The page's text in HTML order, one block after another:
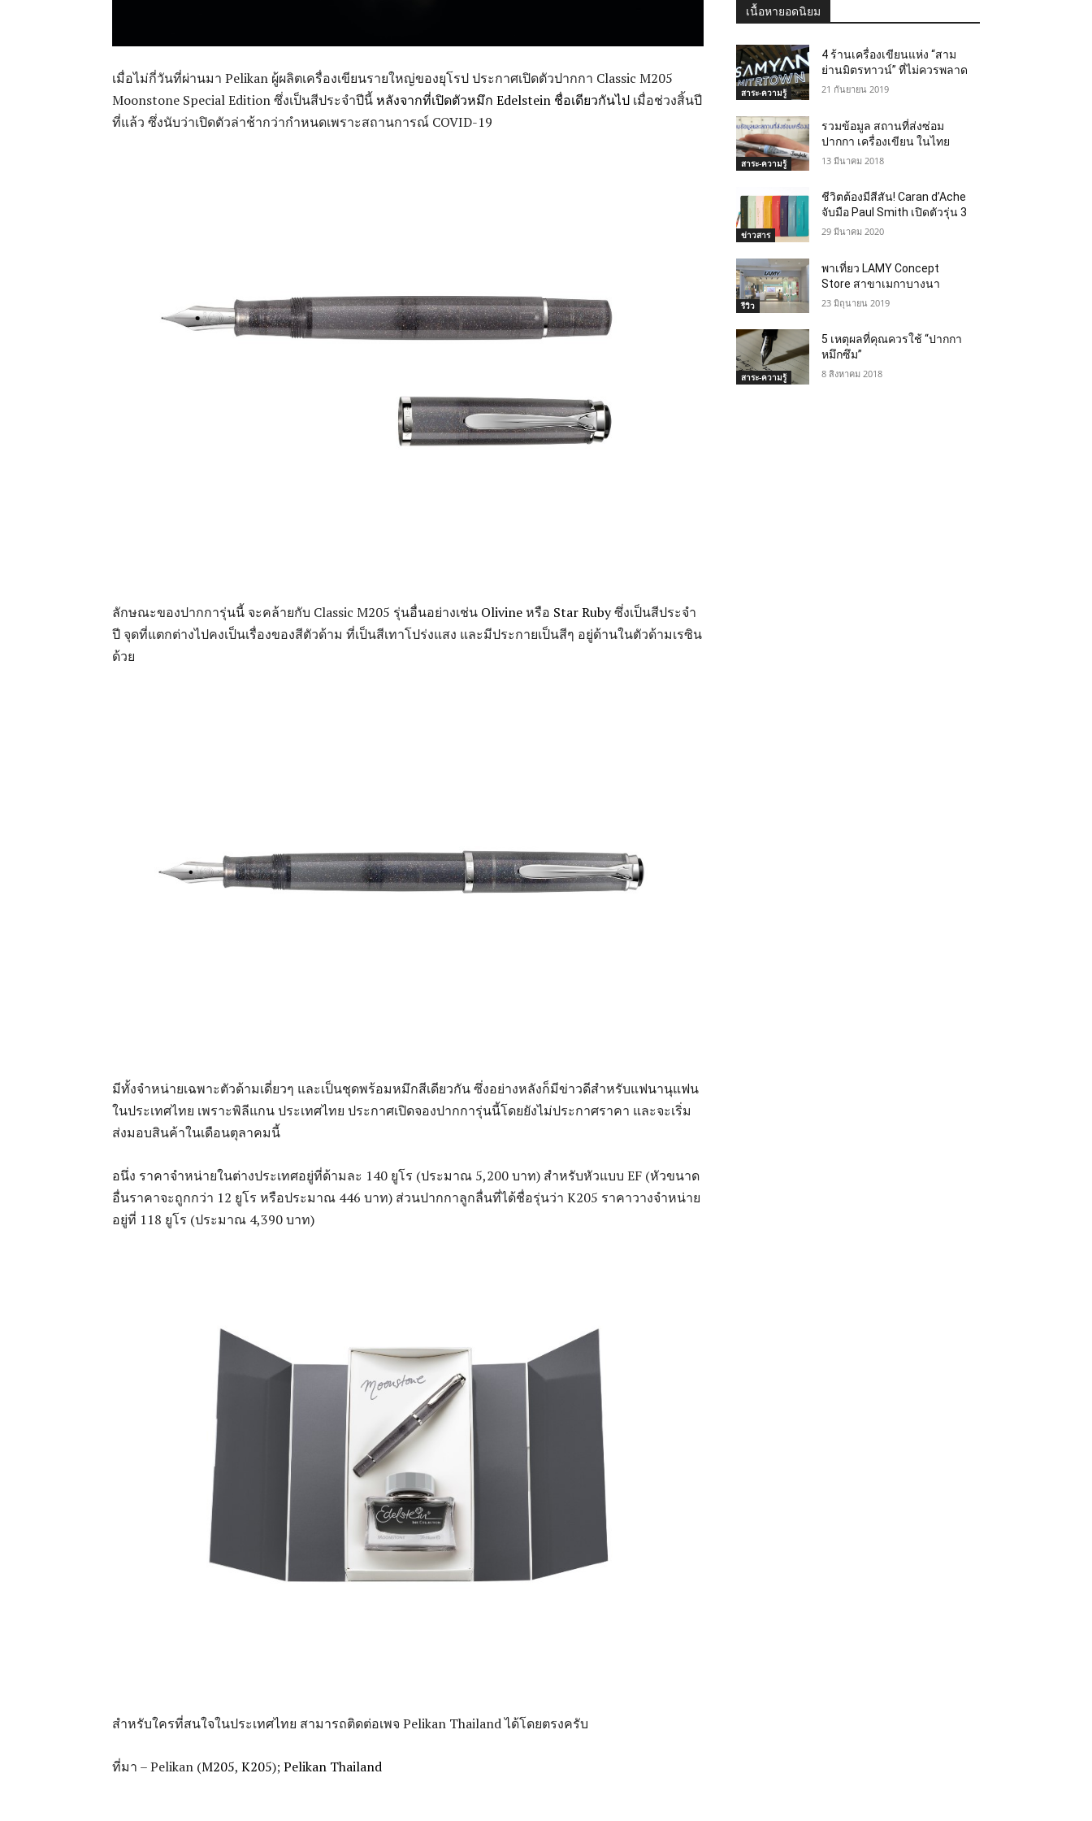
เมื่อไม่กี่วันที่ผ่านมา Pelikan ผู้ผลิตเครื่องเขียนรายใหญ่ของยุโรป ประกาศเปิดตัวปากกา Classic M205
Moonstone Special Edition ซึ่งเป็นสีประจำปีนี้หลังจากที่เปิดตัวหมึก Edelstein ชื่อเดียวกันไป เมื่อช่วงสิ้นปี
ที่แล้ว ซึ่งนับว่าเปิดตัวล่าช้ากว่ากำหนดเพราะสถานการณ์ COVID-19
ลักษณะของปากการุ่นนี้ จะคล้ายกับ Classic M205 รุ่นอื่นอย่างเช่น Olivineหรือ Star Rubyซึ่งเป็นสีประจำ
ปี จุดที่แตกต่างไปคงเป็นเรื่องของสีตัวด้าม ที่เป็นสีเทาโปร่งแสง และมีประกายเป็นสีๆ อยู่ด้านในตัวด้ามเรซิน
ด้วย
มีทั้งจำหน่ายเฉพาะตัวด้ามเดี่ยวๆ และเป็นชุดพร้อมหมึกสีเดียวกัน ซึ่งอย่างหลังก็มีข่าวดีสำหรับแฟนานุแฟน
ในประเทศไทย เพราะพิลีแกน ประเทศไทย ประกาศเปิดจองปากการุ่นนี้โดยยังไม่ประกาศราคา และจะเริ่ม
ส่งมอบสินค้าในเดือนตุลาคมนี้
อนึ่ง ราคาจำหน่ายในต่างประเทศอยู่ที่ด้ามละ 140 ยูโร (ประมาณ 5,200 บาท) สำหรับหัวแบบ EF (หัวขนาด
อื่นราคาจะถูกกว่า 12 ยูโร หรือประมาณ 446 บาท) ส่วนปากกาลูกลื่นที่ได้ชื่อรุ่นว่า K205 ราคาวางจำหน่าย
อยู่ที่ 118 ยูโร (ประมาณ 4,390 บาท)
สำหรับใครที่สนใจในประเทศไทย สามารถติดต่อเพจ Pelikan Thailand ได้โดยตรงครับ
ที่มา – Pelikan (M205, K205);Pelikan Thailand
เนื้อหายอดนิยม
สาระ-ความรู้
4 ร้านเครื่องเขียนแห่ง “สาม
ย่านมิตรทาวน์” ที่ไม่ควรพลาด
21 กันยายน 2019
สาระ-ความรู้
รวมข้อมูล สถานที่ส่งซ่อม
ปากกา เครื่องเขียน ในไทย
13 มีนาคม 2018
ข่าวสาร
ชีวิตต้องมีสีสัน! Caran d’Ache
จับมือ Paul Smith เปิดตัวรุ่น 3
29 มีนาคม 2020
รีวิว
พาเที่ยว LAMY Concept
Store สาขาเมกาบางนา
23 มิถุนายน 2019
สาระ-ความรู้
5 เหตุผลที่คุณควรใช้ “ปากกา
หมึกซึม”
8 สิงหาคม 2018